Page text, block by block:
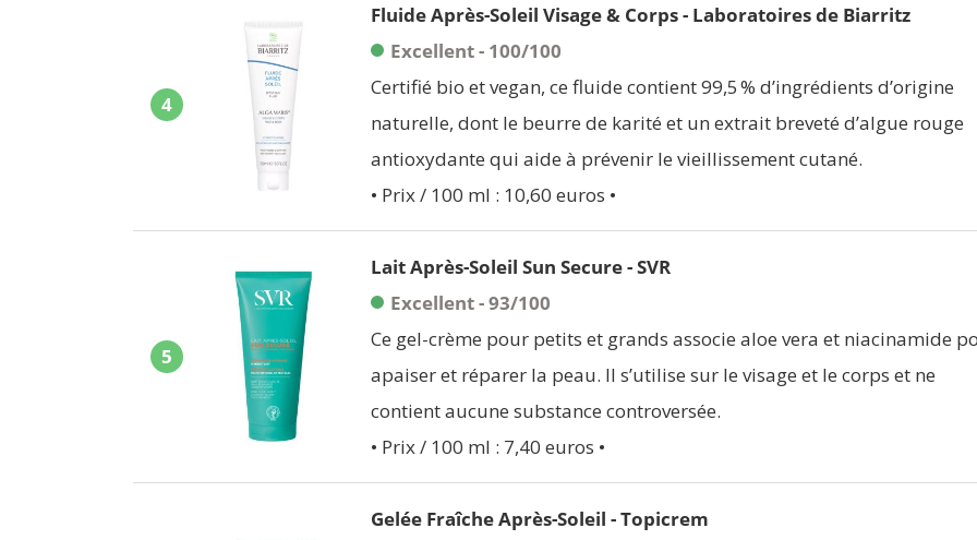
4
Fluide Après-Soleil Visage & Corps - Laboratoires de Biarritz
Excellent - 100/100
Certifié bio et vegan, ce fluide contient 99,5 % d’ingrédients d’origine
naturelle, dont le beurre de karité et un extrait breveté d’algue rouge
antioxydante qui aide à prévenir le vieillissement cutané.
• Prix / 100 ml : 10,60 euros •
5
Lait Après-Soleil Sun Secure - SVR
Excellent - 93/100
Ce gel-crème pour petits et grands associe aloe vera et niacinamide
apaiser et réparer la peau. Il s’utilise sur le visage et le corps et ne
contient aucune substance controversée.
• Prix / 100 ml : 7,40 euros •
Gelée Fraîche Après-Soleil - Topicrem